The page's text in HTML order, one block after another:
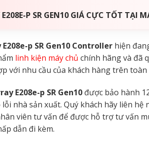
P SR GEN10 GIÁ CỰC TỐT TẠI
p SR Gen10 Controller hiện
linh kiện máy chủ chính hãng và đã
với nhu cầu của khách hàng trên toàn
E208e-p SR Gen10 được bảo hành
nhà sản xuất. Quý khách hãy liên
viên tư vấn để được hỗ trợ tư vấn
dẫn đi kèm.